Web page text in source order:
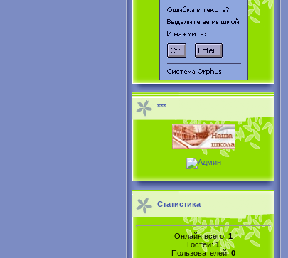
***
Статистика
Онлайн всего: 1
Гостей:1
Пользователей:0